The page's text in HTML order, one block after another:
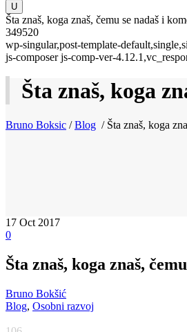
Šta znaš, koga znaš, čemu se nadaš i
349520
wp-singular,post-template-
js-composer js-comp-ver-
Šta znaš, koga
Bruno Boksic /Blog / Šta znaš, koga
17 Oct 2017
0
Šta znaš, koga znaš,
Bruno Bokšić
Blog, Osobni razvoj